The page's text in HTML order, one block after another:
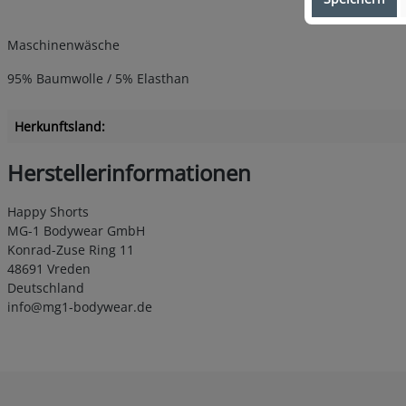
Maschinenwäsche
95% Baumwolle / 5% Elasthan
Herkunftsland:
Herstellerinformationen
Happy Shorts
MG-1 Bodywear GmbH
Konrad-Zuse Ring 11
48691 Vreden
Deutschland
info@mg1-bodywear.de